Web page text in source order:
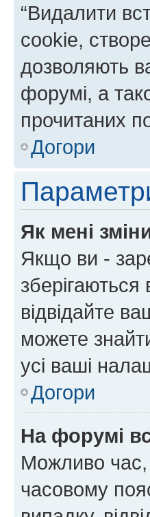
“Видалити
cookie,
дозволяють
форумі, а
прочитаних
Догори
Як мені
Якщо ви -
відвідайте
можете
усі ваші
Догори
На форумі
Можливо час,
часовому